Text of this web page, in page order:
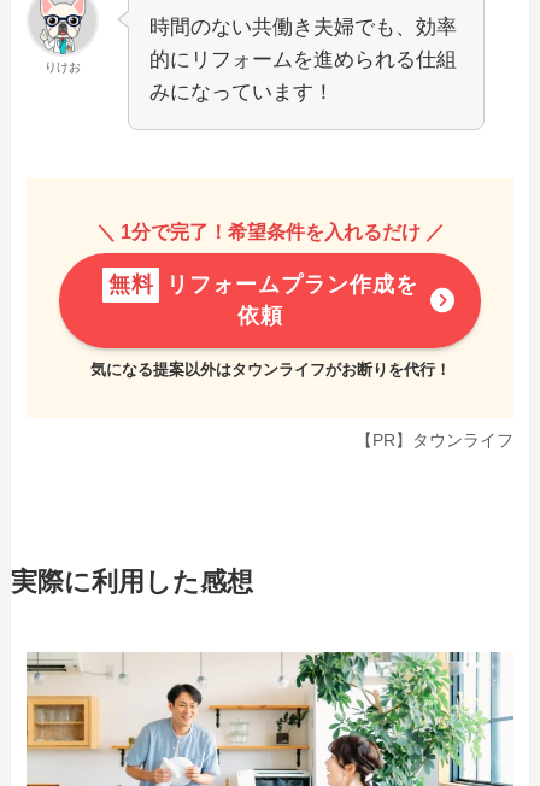
りけお
時間のない共働き夫婦でも、効率
的にリフォームを進められる仕組
みになっています！
＼ 1分で完了！希望条件を入れるだけ ／
無料
リフォームプラン作成を
依頼
気になる提案以外はタウンライフがお断りを代行！
【PR】タウンライフ
実際に利用した感想